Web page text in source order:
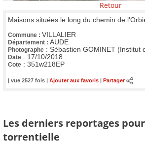
Retour
Maisons situées le long du chemin de
Commune : VILLALIER
Département : AUDE
Photographe : Sébastien GOMINET (Institut
Date : 17/10/2018
Cote : 351w218EP
| vue 2527 fois | Ajouter aux favoris Partager
Les derniers reportages
torrentielle